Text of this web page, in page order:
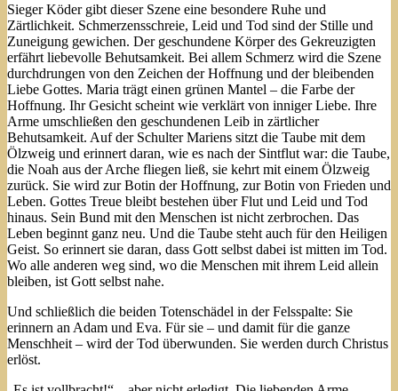
Sieger Köder gibt dieser Szene eine besondere Ruhe und
Zärtlichkeit. Schmerzensschreie, Leid und Tod sind der Stille und
Zuneigung gewichen. Der geschundene Körper des Gekreuzigten
erfährt liebevolle Behutsamkeit. Bei allem Schmerz wird die Szene
durchdrungen von den Zeichen der Hoffnung und der bleibenden
Liebe Gottes. Maria trägt einen grünen Mantel – die Farbe der
Hoffnung. Ihr Gesicht scheint wie verklärt von inniger Liebe. Ihre
Arme umschließen den geschundenen Leib in zärtlicher
Behutsamkeit. Auf der Schulter Mariens sitzt die Taube mit dem
Ölzweig und erinnert daran, wie es nach der Sintflut war: die Taube,
die Noah aus der Arche fliegen ließ, sie kehrt mit einem Ölzweig
zurück. Sie wird zur Botin der Hoffnung, zur Botin von Frieden und
Leben. Gottes Treue bleibt bestehen über Flut und Leid und Tod
hinaus. Sein Bund mit den Menschen ist nicht zerbrochen. Das
Leben beginnt ganz neu. Und die Taube steht auch für den Heiligen
Geist. So erinnert sie daran, dass Gott selbst dabei ist mitten im Tod.
Wo alle anderen weg sind, wo die Menschen mit ihrem Leid allein
bleiben, ist Gott selbst nahe.
Und schließlich die beiden Totenschädel in der Felsspalte: Sie
erinnern an Adam und Eva. Für sie – und damit für die ganze
Menschheit – wird der Tod überwunden. Sie werden durch Christus
erlöst.